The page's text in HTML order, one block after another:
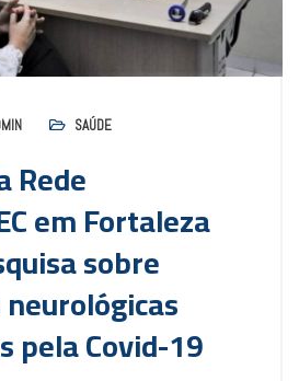
SAÚDE
Rede
em Fortaleza
sobre
pela Covid-19